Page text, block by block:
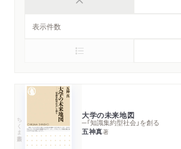
ちくま新書 大学の未来地図
─「知識集約型社会」を創る
五神真著